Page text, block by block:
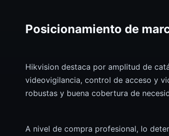
Posicionamiento de
Hikvision destaca por amplitud de
videovigilancia, control de acceso y
robustas y buena cobertura de
A nivel de compra profesional, lo